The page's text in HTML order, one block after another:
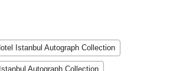
Istanbul Autograph Collection
Autograph Collection